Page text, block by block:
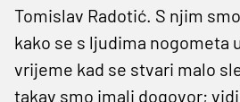
Tomislav Radotić. S njim
kako se s ljudima nogometa
vrijeme kad se stvari malo
takav smo imali dogovor;